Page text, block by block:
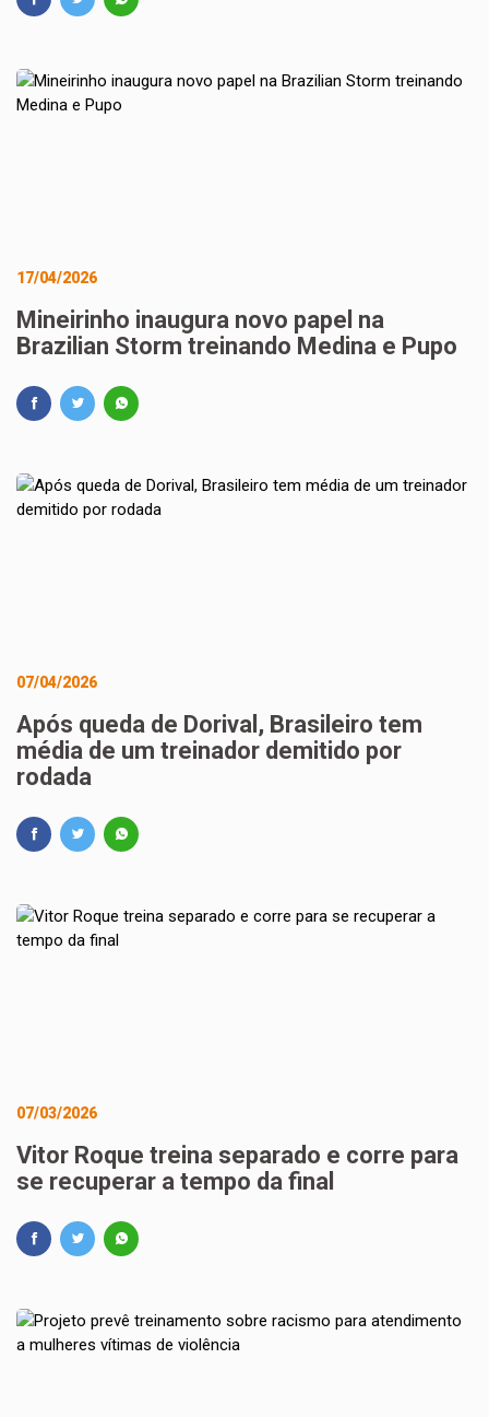
17/04/2026
Mineirinho inaugura novo papel na
Brazilian Storm treinando Medina e Pupo
07/04/2026
Após queda de Dorival, Brasileiro tem
média de um treinador demitido por
rodada
07/03/2026
Vitor Roque treina separado e corre para
se recuperar a tempo da final